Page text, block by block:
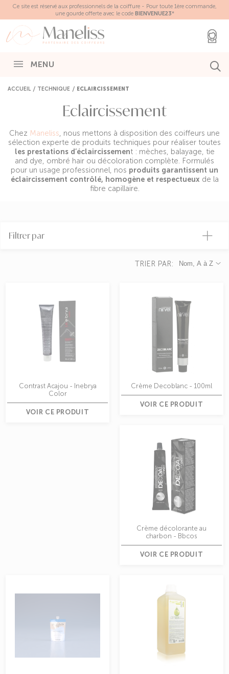
Ce site est réservé aux professionnels de la coiffure - Pour toute 1ère commande,
une gourde offerte avec le code BIENVENUE23*
MENU
ACCUEIL TECHNIQUE ECLAIRCISSEMENT
Eclaircissement
Chez Maneliss, nous mettons à disposition des coiffeurs une
sélection experte de produits techniques pour réaliser toutes
les prestations d’éclaircissement : mèches, balayage, tie
and dye, ombré hair ou décoloration complète. Formulés
pour un usage professionnel, nos produits garantissent un
éclaircissement contrôlé, homogène et respectueux de la
fibre capillaire.
Filtrer par
TRIER PAR: Nom, A à Z
Contrast Acajou - Inebrya
Color
VOIR CE PRODUIT
Crème Decoblanc - 100ml
VOIR CE PRODUIT
Crème décolorante au
charbon - Bbcos
VOIR CE PRODUIT
Panneau de gestion des cookies